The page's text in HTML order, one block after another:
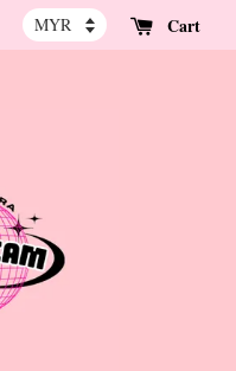
Cart